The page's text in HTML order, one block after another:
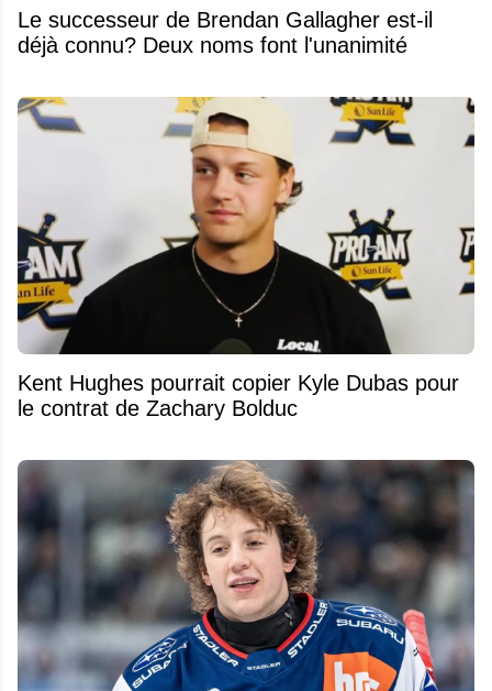
Le successeur de Brendan Gallagher est-il
déjà connu? Deux noms font l'unanimité
Kent Hughes pourrait copier Kyle Dubas pour
le contrat de Zachary Bolduc